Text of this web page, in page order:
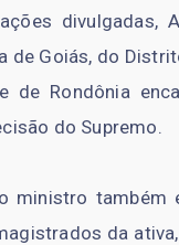
divulgadas,
de Goiás, do
de Rondônia
do Supremo.
ministro também
da